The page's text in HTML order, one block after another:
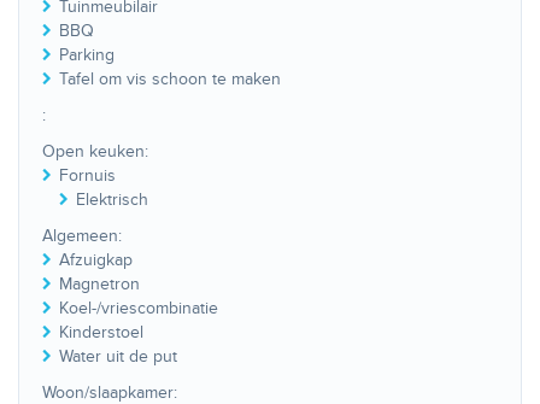
Tuinmeubilair
BBQ
Parking
Tafel om vis schoon te maken
:
Open keuken:
Fornuis
Elektrisch
Algemeen:
Afzuigkap
Magnetron
Koel-/vriescombinatie
Kinderstoel
Water uit de put
Woon/slaapkamer: